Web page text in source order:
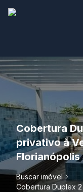
Cobertura
privativo à
Florianópolis
Buscar imóvel
Cobertura Duplex